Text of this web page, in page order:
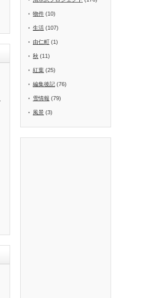
物件 (10)
生活 (107)
由仁町 (1)
秋 (11)
紅葉 (25)
編集後記 (76)
雪情報 (79)
風景 (3)